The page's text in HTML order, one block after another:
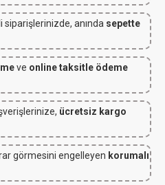
siparişlerinizde, anında sepette
ve online taksitle ödeme
ücretsiz kargo
görmesini engelleyen korumalı